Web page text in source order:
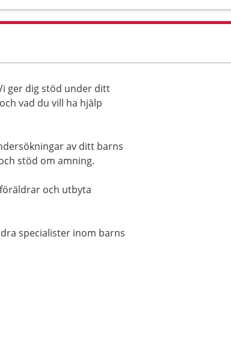
ger dig stöd under ditt
vad du vill ha hjälp
av ditt barns
stöd om amning.
och utbyta
specialister inom barns